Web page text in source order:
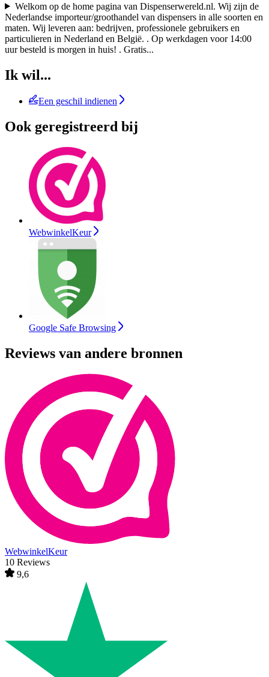
Welkom op de home pagina van Dispenserwereld.nl. Wij zijn de
Nederlandse importeur/groothandel van dispensers in alle soorten en
maten. Wij leveren aan: bedrijven, professionele gebruikers en
particulieren in Nederland en België. . Op werkdagen voor 14:00
uur besteld is morgen in huis! . Gratis...
Ik wil...
Een geschil indienen
Ook geregistreerd bij
WebwinkelKeur
Google Safe Browsing
Reviews van andere bronnen
WebwinkelKeur
10 Reviews
9,6